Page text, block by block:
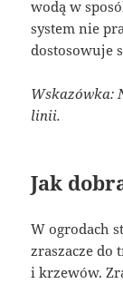
wodą w
system nie
dostosowuje
Wskazówka:
linii.
Jak
W ogrodach
zraszacze
i krzewów.